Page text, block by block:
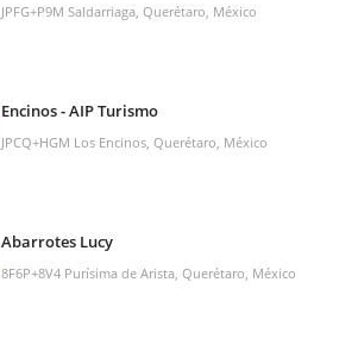
JPFG+P9M Saldarriaga, Querétaro, México
Encinos - AIP Turismo
JPCQ+HGM Los Encinos, Querétaro, México
Abarrotes Lucy
8F6P+8V4 Purísima de Arista, Querétaro, México